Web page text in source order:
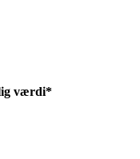
værdi*